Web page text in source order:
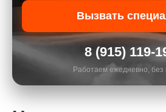
Вызвать
8 (915) 119-
Работаем ежедневно, без